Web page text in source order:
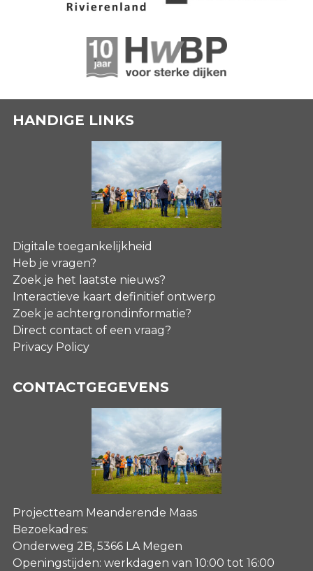
HANDIGE LINKS
Digitale toegankelijkheid
Heb je vragen?
Zoek je het laatste nieuws?
Interactieve kaart definitief ontwerp
Zoek je achtergrondinformatie?
Direct contact of een vraag?
Privacy Policy
CONTACTGEGEVENS
Projectteam Meanderende Maas
Bezoekadres:
Onderweg 2B, 5366 LA Megen
Openingstijden: werkdagen van 10:00 tot 16:00